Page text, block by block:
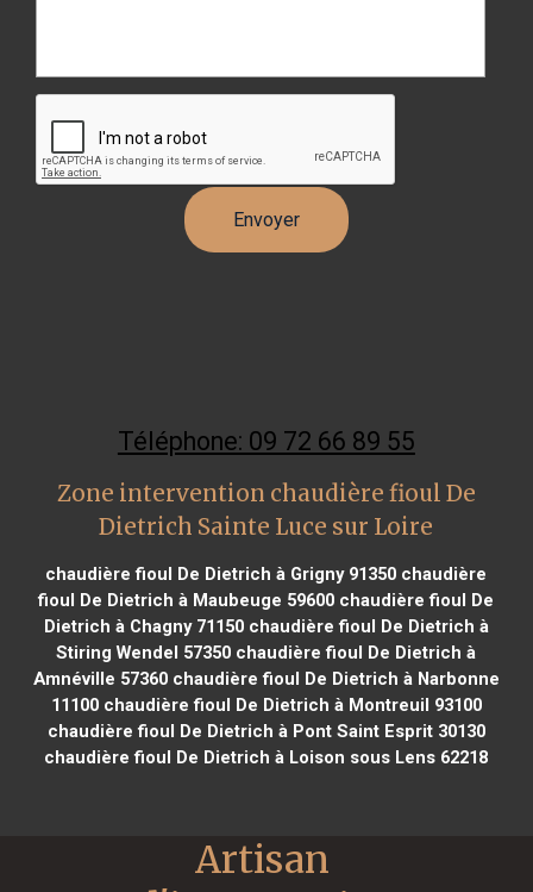
Téléphone: 09 72 66 89 55
Zone intervention chaudière fioul De
Dietrich Sainte Luce sur Loire
chaudière fioul De Dietrich à Grigny 91350 chaudière
fioul De Dietrich à Maubeuge 59600 chaudière fioul De
Dietrich à Chagny 71150chaudière fioul De Dietrich à
Stiring Wendel 57350 chaudière fioul De Dietrich à
Amnéville 57360chaudière fioul De Dietrich à Narbonne
11100chaudière fioul De Dietrich à Montreuil 93100
chaudière fioul De Dietrich à Pont Saint Esprit 30130
chaudière fioul De Dietrich à Loison sous Lens 62218
Artisan